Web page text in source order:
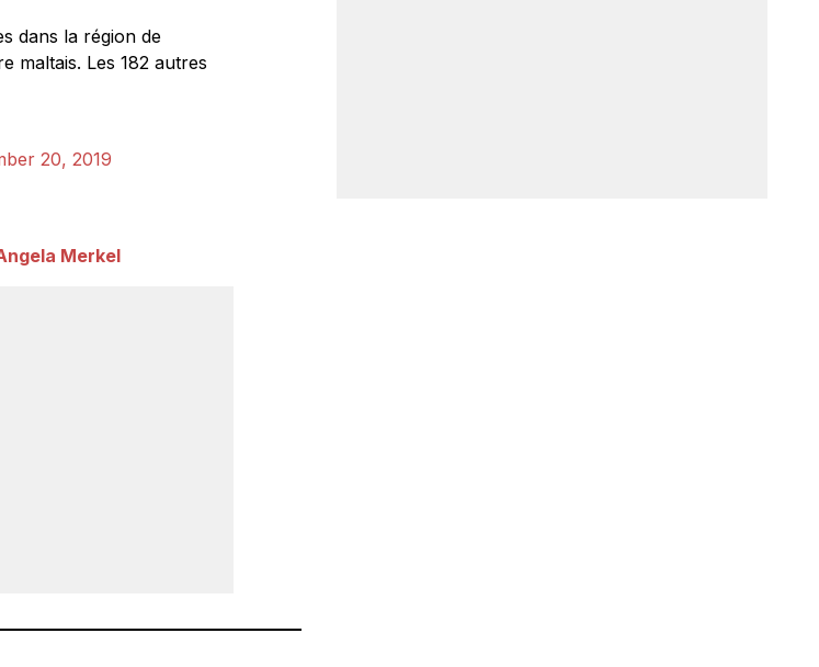
dans la région de
maltais. Les 182 autres
20, 2019
Merkel